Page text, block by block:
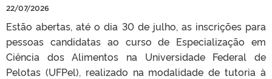
22/07/2026
Estão abertas, até o dia 30 de julho, as inscrições para
pessoas candidatas ao curso de Especialização em
Ciência dos Alimentos na Universidade Federal de
Pelotas (UFPel), realizado na modalidade de tutoria à